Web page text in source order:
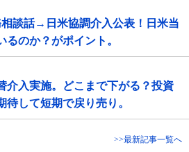
相談話→日米協調介入公表！日米当
るのか？がポイント。
介入実施。どこまで下がる？投資
して短期で戻り売り。
>>最新記事一覧へ